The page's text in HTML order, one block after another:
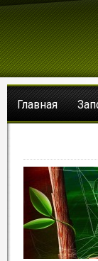
Главная